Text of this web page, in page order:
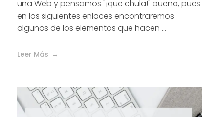
una Web y pensamos "¡que chula!" bueno, pues
en los siguientes enlaces encontraremos
algunos de los elementos que hacen ...
Leer Más